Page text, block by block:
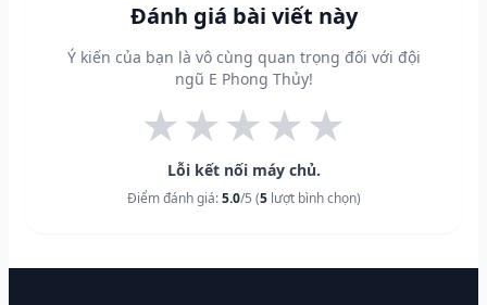
Đánh giá bài viết này
Ý kiến của bạn là vô cùng quan trọng đối với đội
ngũ E Phong Thủy!
★★★★★
Lỗi kết nối máy chủ.
Điểm đánh giá:5.0/5 (5lượt bình chọn)